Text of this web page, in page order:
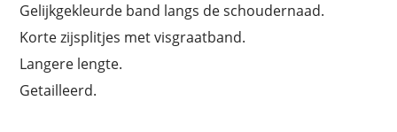
Gelijkgekleurde band langs de schoudernaad.
Korte zijsplitjes met visgraatband.
Langere lengte.
Getailleerd.